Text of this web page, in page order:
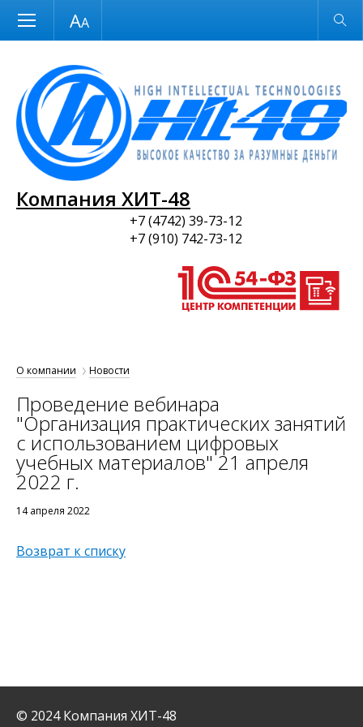
Размер шрифта Обычная версия
Компания ХИТ-48
+7 (4742) 39-73-12
+7 (910) 742-73-12
О компании Новости
Проведение вебинара
"Организация практических занятий
с использованием цифровых
учебных материалов" 21 апреля
2022 г.
14 апреля 2022
Возврат к списку
© 2024 Компания ХИТ-48